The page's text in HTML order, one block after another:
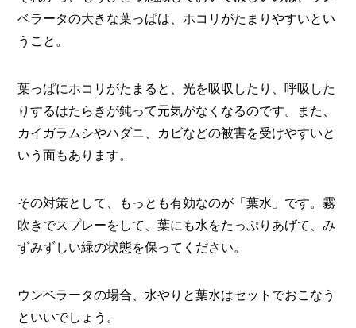
ベラータの大きな葉っぱは、ホコリがたまりやすいとい
うこと。
葉っぱにホコリがたまると、光を吸収したり、呼吸した
りするはたらきが鈍って元気がなくなるのです。また、
カイガラムシやハダニ、カビなどの被害を受けやすいと
いう面もあります。
その対策として、もっとも有効なのが「葉水」です。霧
吹きでスプレーをして、葉にも水をたっぷりあげて、み
ずみずしい緑の状態を保ってください。
ウンベラータの場合、水やりと葉水はセットでおこなう
といいでしょう。